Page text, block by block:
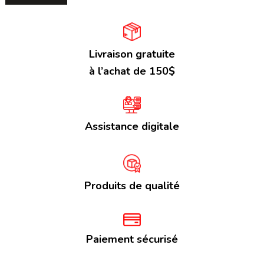
Livraison gratuite
à l’achat de 150$
Assistance digitale
Produits de qualité
Paiement sécurisé